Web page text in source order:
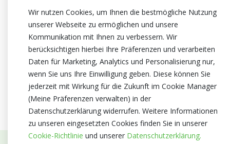
Wir nutzen Cookies, um Ihnen die bestmögliche Nutzung
unserer Webseite zu ermöglichen und unsere
Kommunikation mit Ihnen zu verbessern. Wir
berücksichtigen hierbei Ihre Präferenzen und verarbeiten
Daten für Marketing, Analytics und Personalisierung nur,
wenn Sie uns Ihre Einwilligung geben. Diese können Sie
jederzeit mit Wirkung für die Zukunft im Cookie Manager
(Meine Präferenzen verwalten) in der
Datenschutzerklärung widerrufen. Weitere Informationen
zu unseren eingesetzten Cookies finden Sie in unserer
Cookie-Richtlinie und unserer Datenschutzerklärung.